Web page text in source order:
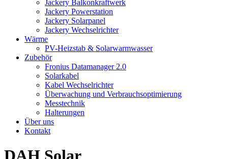
Jackery Balkonkraftwerk
Jackery Powerstation
Jackery Solarpanel
Jackery Wechselrichter
Wärme
PV-Heizstab & Solarwarmwasser
Zubehör
Fronius Datamanager 2.0
Solarkabel
Kabel Wechselrichter
Überwachung und Verbrauchsoptimierung
Messtechnik
Halterungen
Über uns
Kontakt